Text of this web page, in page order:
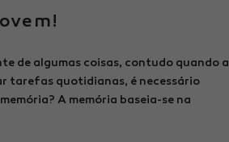
de algumas coisas, contudo quando a
tarefas quotidianas, é necessário
A memória baseia-se na